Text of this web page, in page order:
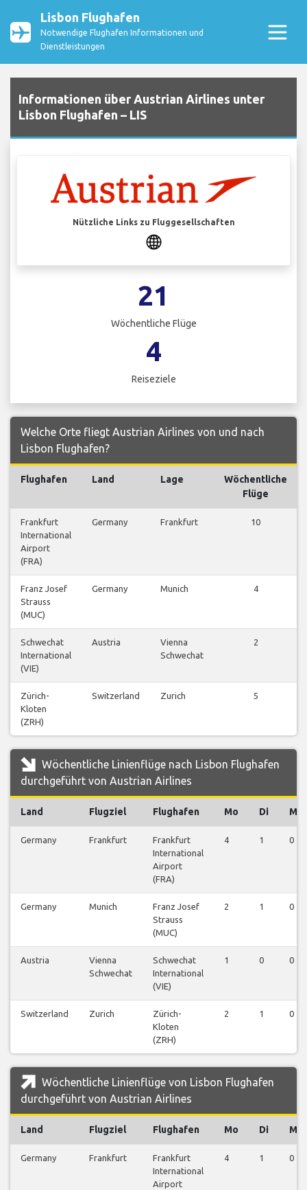
Lisbon Flughafen
Notwendige Flughafen Informationen und
Dienstleistungen
Informationen über Austrian Airlines unter
Lisbon Flughafen – LIS
Nützliche Links zu Fluggesellschaften
21
Wöchentliche Flüge
4
Reiseziele
Welche Orte fliegt Austrian Airlines von und nach
Lisbon Flughafen?
Flughafen Land Lage
Wöchentliche
Flüge
Frankfurt
International
Airport
(FRA)
Germany Frankfurt 10
Franz Josef
Strauss
(MUC)
Germany Munich 4
Schwechat
International
(VIE)
Austria
Vienna
Schwechat
2
Zürich-
Kloten
(ZRH)
Switzerland Zurich 5
Wöchentliche Linienflüge nach Lisbon Flughafen
durchgeführt von Austrian Airlines
Land Flugziel Flughafen Mo Di Mi
Germany Frankfurt
Frankfurt
International
Airport
(FRA)
4 1 0
Germany Munich
Franz Josef
Strauss
(MUC)
2 1 0
Austria
Vienna
Schwechat
Schwechat
International
(VIE)
1 0 0
Switzerland Zurich
Zürich-
Kloten
(ZRH)
2 1 0
Wöchentliche Linienflüge von Lisbon Flughafen
durchgeführt von Austrian Airlines
Land Flugziel Flughafen Mo Di Mi
Germany Frankfurt
Frankfurt
International
Airport
4 1 0